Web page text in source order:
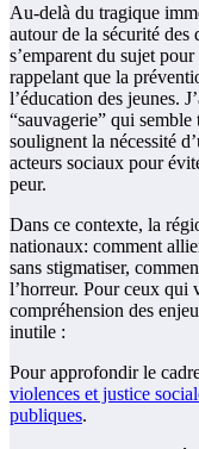
Au-delà du tragique
autour de la sécurité des
s’emparent du sujet
rappelant que la
l’éducation des jeunes.
“sauvagerie” qui semble
soulignent la nécessité
acteurs sociaux pour
peur.
Dans ce contexte, la
nationaux: comment
sans stigmatiser,
l’horreur. Pour ceux qui
compréhension des
inutile :
Pour approfondir le
violences et justice
publiques.